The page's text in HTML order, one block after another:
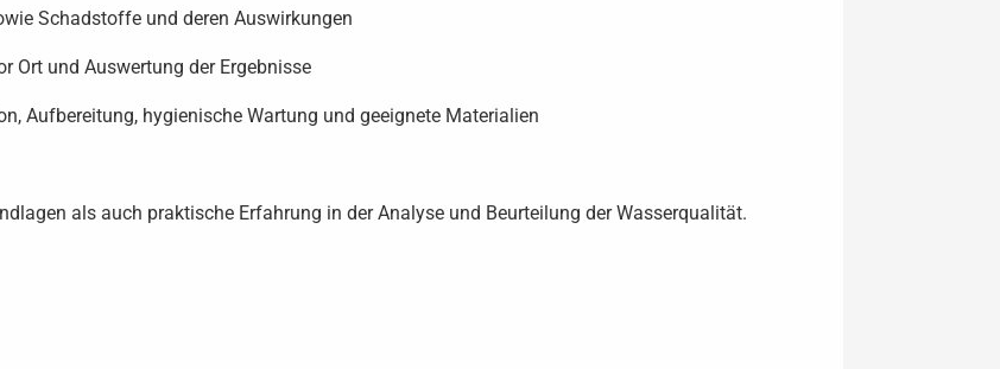
Schadstoffe und deren Auswirkungen
Ort und Auswertung der Ergebnisse
Aufbereitung, hygienische Wartung und geeignete Materialien
als auch praktische Erfahrung in der Analyse und Beurteilung der Wasserqualität.